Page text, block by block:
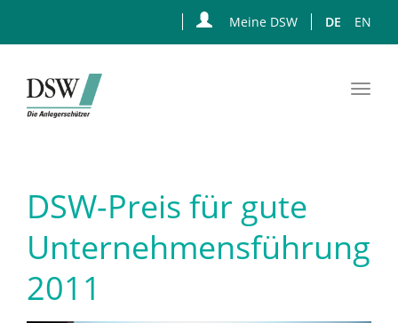
Meine DSW DE EN
DSW-Preis für gute
Unternehmensführung
2011